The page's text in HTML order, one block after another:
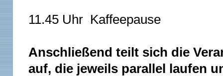
11.45 Uhr Kaffeepause
Anschließend teilt sich die
auf, die jeweils parallel laufen